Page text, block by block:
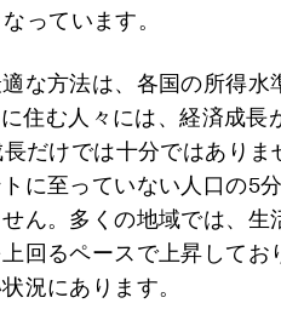
っています。
な方法は、各国の所得水
住む人々には、経済成長
だけでは十分ではありま
に至っていない人口の5
ん。多くの地域では、生
回るペースで上昇してお
況にあります。